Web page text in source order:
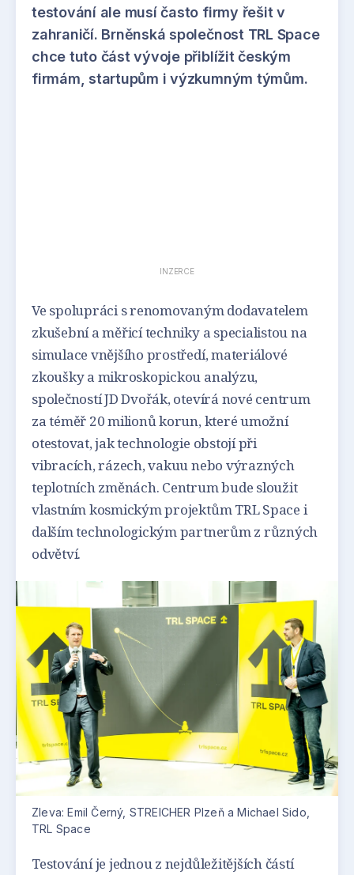
testování ale musí často firmy řešit v
zahraničí. Brněnská společnost TRL Space
chce tuto část vývoje přiblížit českým
firmám, startupům i výzkumným týmům.
INZERCE
Ve spolupráci s renomovaným dodavatelem
zkušební a měřicí techniky a specialistou na
simulace vnějšího prostředí, materiálové
zkoušky a mikroskopickou analýzu,
společností JD Dvořák, otevírá nové centrum
za téměř 20 milionů korun, které umožní
otestovat, jak technologie obstojí při
vibracích, rázech, vakuu nebo výrazných
teplotních změnách. Centrum bude sloužit
vlastním kosmickým projektům TRL Space i
dalším technologickým partnerům z různých
odvětví.
Zleva: Emil Černý, STREICHER Plzeň a Michael Sido,
TRL Space
Testování je jednou z nejdůležitějších částí